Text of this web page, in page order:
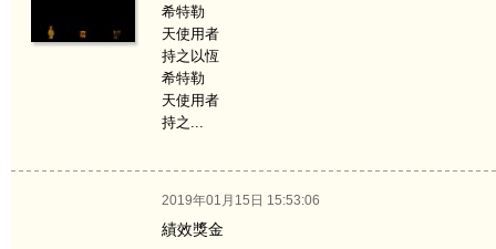
希特勒
天使用者
持之以恆
希特勒
天使用者
持之...
2019年01月15日 15:53:06
績效獎金